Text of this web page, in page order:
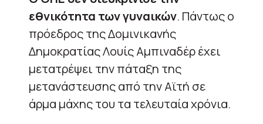
εθνικότητα των γυναικών. Πάντως ο
πρόεδρος της Δομινικανής
Δημοκρατίας Λουίς Αμπιναδέρ έχει
μετατρέψει την πάταξη της
μετανάστευσης από την Αϊτή σε
άρμα μάχης του τα τελευταία χρόνια.